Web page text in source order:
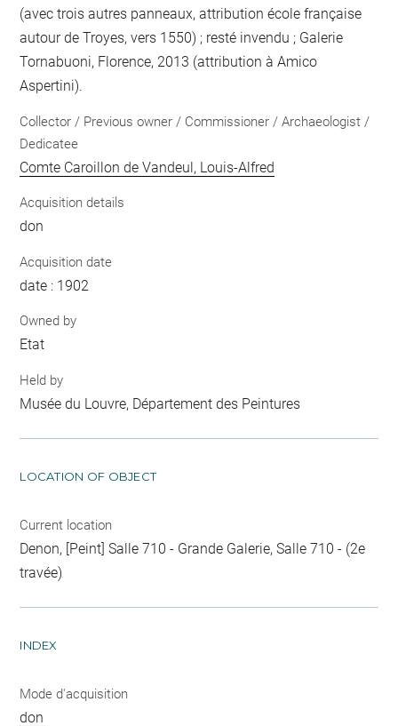
(avec trois autres panneaux, attribution école française
autour de Troyes, vers 1550) ; resté invendu ; Galerie
Tornabuoni, Florence, 2013 (attribution à Amico
Aspertini).
Collector / Previous owner / Commissioner / Archaeologist /
Dedicatee
Comte Caroillon de Vandeul, Louis-Alfred
Acquisition details
don
Acquisition date
date : 1902
Owned by
Etat
Held by
Musée du Louvre, Département des Peintures
LOCATION OF OBJECT
Current location
Denon, [Peint] Salle 710 - Grande Galerie, Salle 710 - (2e
travée)
INDEX
Mode d'acquisition
don